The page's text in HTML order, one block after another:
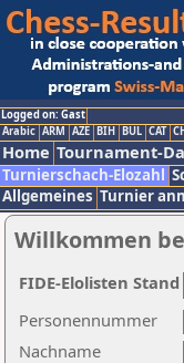
Logged on: Gast
Arabic ARM AZE BIH BUL CAT
Home Tournament-
Turnierschach-Elozahl
Allgemeines Turnier
Willkommen
Nachname
Personennummer
FIDE-Elolisten Stand